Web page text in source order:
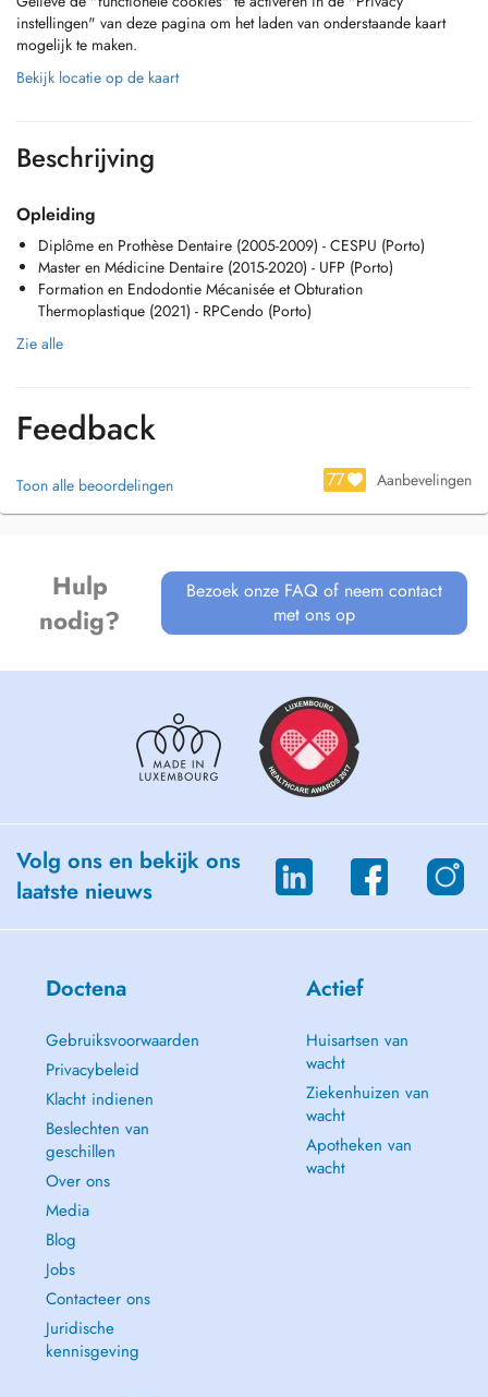
instellingen" van deze pagina om het laden van onderstaande kaart
mogelijk te maken.
Bekijk locatie op de kaart
Beschrijving
Opleiding
Diplôme en Prothèse Dentaire (2005-2009) - CESPU (Porto)
Master en Médicine Dentaire (2015-2020) - UFP (Porto)
Formation en Endodontie Mécanisée et Obturation
Thermoplastique (2021) - RPCendo (Porto)
Zie alle
Feedback
Toon alle beoordelingen 77 Aanbevelingen
Hulp
nodig?
Bezoek onze FAQ of neem contact
met ons op
Volg ons en bekijk ons
laatste nieuws
Doctena
Gebruiksvoorwaarden
Privacybeleid
Klacht indienen
Beslechten van
geschillen
Over ons
Media
Blog
Jobs
Contacteer ons
Juridische
kennisgeving
Actief
Huisartsen van
wacht
Ziekenhuizen van
wacht
Apotheken van
wacht